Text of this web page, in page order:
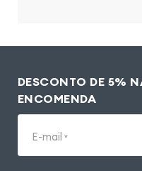
DESCONTO DE 5%
ENCOMENDA
E-mail *